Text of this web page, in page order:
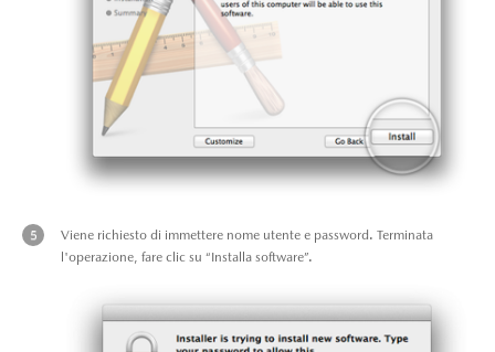
Viene richiesto di immettere nome utente e password. Terminata
l'operazione, fare clic su “Installa software”.